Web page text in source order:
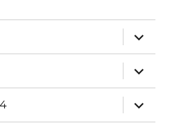
ouvrir
le
sous-
menu
ouvrir
le
sous-
menu
ouvrir
le
sous-